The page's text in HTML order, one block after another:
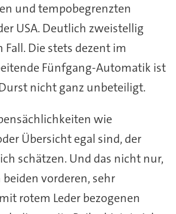
und tempobegrenzten
USA. Deutlich zweistellig
Die stets dezent im
Fünfgang-Automatik ist
nicht ganz unbeteiligt.
wie
Übersicht egal sind, der
schätzen. Und das nicht nur,
vorderen, sehr
rotem Leder bezogenen